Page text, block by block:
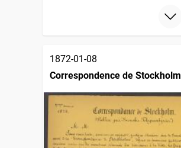
1872-01-08
Correspondence de Stockholm